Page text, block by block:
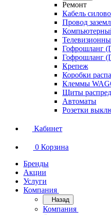
Ремонт
Кабель
Провод
Гофрошланг
Гофрошланг
Крепеж
Коробки
Клеммы
Щиты
Автоматы
Розетки
Кабинет
0 Корзина
Бренды
Акции
Услуги
Компания
Назад
Компания